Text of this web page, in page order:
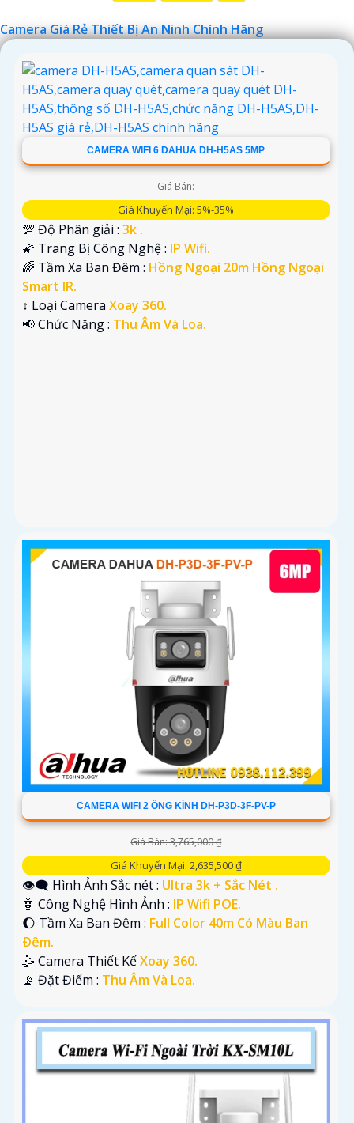
Camera Giá Rẻ Thiết Bị An Ninh Chính Hãng
CAMERA WIFI 6 DAHUA DH-H5AS 5MP
Giá Bán:
Giá Khuyến Mại: 5%-35%
💯 Độ Phân giải : 3k .
🌠 Trang Bị Công Nghệ : IP Wifi.
🌈 Tầm Xa Ban Đêm : Hồng Ngoại 20m Hồng Ngoại
Smart IR.
↕️ Loại Camera Xoay 360.
️📢 Chức Năng : Thu Âm Và Loa.
CAMERA WIFI 2 ỐNG KÍNH DH-P3D-3F-PV-P
Giá Bán: 3,765,000 ₫
Giá Khuyến Mại: 2,635,500 ₫
👁️‍🗨 Hình Ảnh Sắc nét : Ultra 3k + Sắc Nét .
🤖️ Công Nghệ Hình Ảnh : IP Wifi POE.
🌔 Tầm Xa Ban Đêm : Full Color 40m Có Màu Ban
Ðêm.
🤹 Camera Thiết KếXoay 360.
️📡 Đặt Điểm : Thu Âm Và Loa.